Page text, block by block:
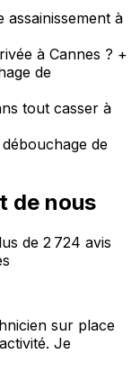
à
à Cannes ? +
de
tout casser à
de
de nous
de 2 724 avis
sur place
Je